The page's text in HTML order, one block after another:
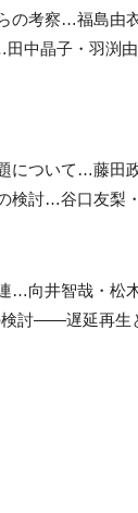
の考察…福島由
中晶子・羽渕
について…藤田
検討…谷口友梨
…向井智哉・松
討——遅延再